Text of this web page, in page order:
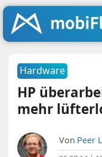
Hardware
HP
mehr
Von Peer